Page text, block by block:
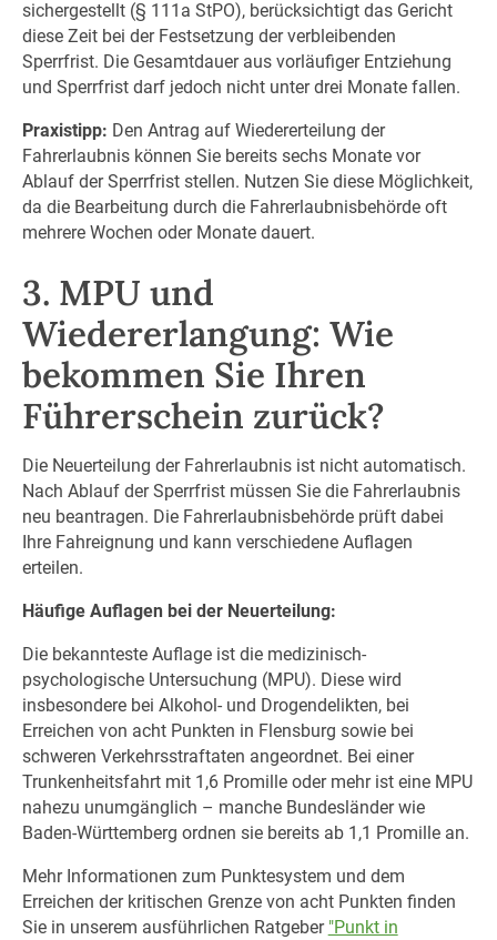
sichergestellt (§ 111a StPO), berücksichtigt das Gericht
diese Zeit bei der Festsetzung der verbleibenden
Sperrfrist. Die Gesamtdauer aus vorläufiger Entziehung
und Sperrfrist darf jedoch nicht unter drei Monate fallen.
Praxistipp: Den Antrag auf Wiedererteilung der
Fahrerlaubnis können Sie bereits sechs Monate vor
Ablauf der Sperrfrist stellen. Nutzen Sie diese Möglichkeit,
da die Bearbeitung durch die Fahrerlaubnisbehörde oft
mehrere Wochen oder Monate dauert.
3. MPU und
Wiedererlangung: Wie
bekommen Sie Ihren
Führerschein zurück?
Die Neuerteilung der Fahrerlaubnis ist nicht automatisch.
Nach Ablauf der Sperrfrist müssen Sie die Fahrerlaubnis
neu beantragen. Die Fahrerlaubnisbehörde prüft dabei
Ihre Fahreignung und kann verschiedene Auflagen
erteilen.
Häufige Auflagen bei der Neuerteilung:
Die bekannteste Auflage ist die medizinisch-
psychologische Untersuchung (MPU). Diese wird
insbesondere bei Alkohol- und Drogendelikten, bei
Erreichen von acht Punkten in Flensburg sowie bei
schweren Verkehrsstraftaten angeordnet. Bei einer
Trunkenheitsfahrt mit 1,6 Promille oder mehr ist eine MPU
nahezu unumgänglich – manche Bundesländer wie
Baden-Württemberg ordnen sie bereits ab 1,1 Promille an.
Mehr Informationen zum Punktesystem und dem
Erreichen der kritischen Grenze von acht Punkten finden
Sie in unserem ausführlichen Ratgeber "Punkt in